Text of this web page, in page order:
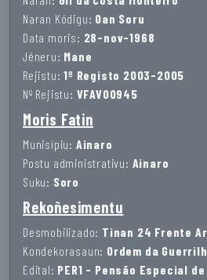
Naran Kódigu: Oan Soru
Data moris: 28-nov-1968
Jéneru: Mane
Rejistu: 1º Registo 2003-2005
Nº Rejistu: VFAV00945
Moris Fatin
Munisípiu: Ainaro
Postu administrativu: Ainaro
Suku: Soro
Rekoñesimentu
Desmobilizado: Tinan 24 Frente
Kondekorasaun: Ordem da
Edital: PER1 - Pensão Especial